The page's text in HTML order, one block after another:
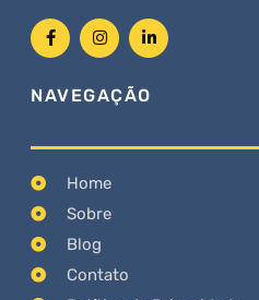
NAVEGAÇÃO
Home
Sobre
Blog
Contato